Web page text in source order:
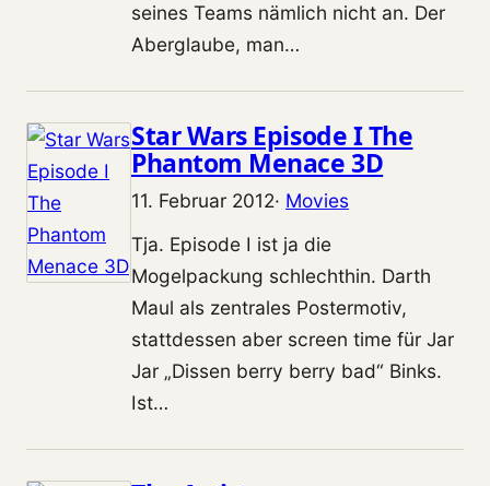
seines Teams nämlich nicht an. Der
Aberglaube, man…
Star Wars Episode I The
Phantom Menace 3D
11. Februar 2012· Movies
Tja. Episode I ist ja die
Mogelpackung schlechthin. Darth
Maul als zentrales Postermotiv,
stattdessen aber screen time für Jar
Jar „Dissen berry berry bad“ Binks.
Ist…